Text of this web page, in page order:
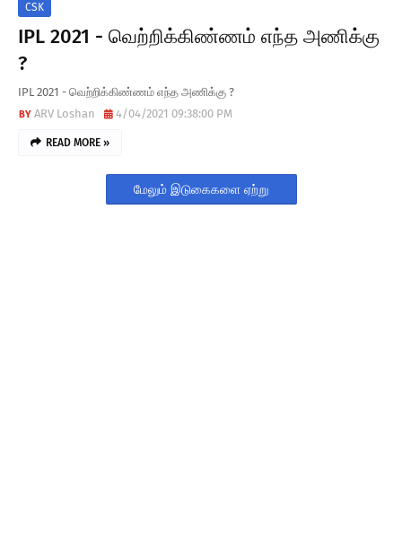
T
E
CSK
IPL 2021 - வெற்றிக்கிண்ணம் எந்த அணிக்கு
?
IPL 2021 - வெற்றிக்கிண்ணம் எந்த அணிக்கு ?
ARV Loshan
4/04/2021 09:38:00 PM
READ MORE »
மேலும் இடுகைகளை ஏற்று